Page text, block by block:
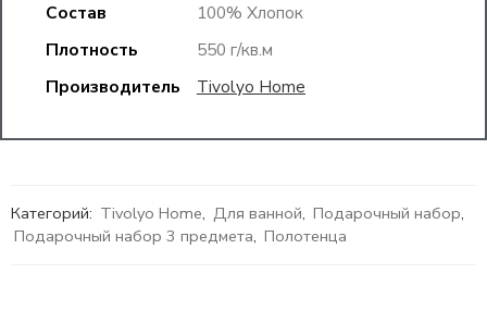
Состав
100% Хлопок
Плотность
550 г/кв.м
Производитель
Tivolyo Home
Категорий: Tivolyo Home, Для ванной, Подарочный набор,
Подарочный набор 3 предмета, Полотенца